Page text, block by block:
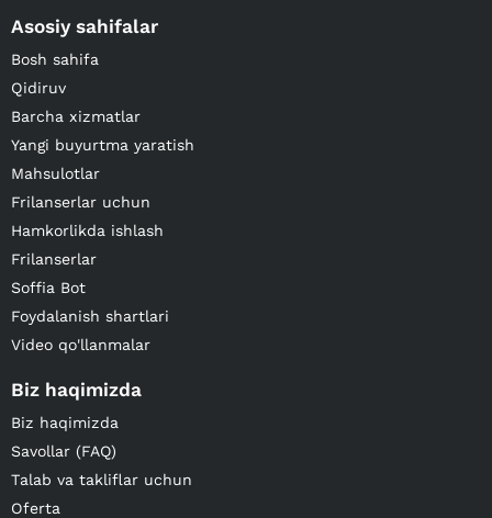
Asosiy sahifalar
Bosh sahifa
Qidiruv
Barcha xizmatlar
Yangi buyurtma yaratish
Mahsulotlar
Frilanserlar uchun
Hamkorlikda ishlash
Frilanserlar
Soffia Bot
Foydalanish shartlari
Video qo'llanmalar
Biz haqimizda
Biz haqimizda
Savollar (FAQ)
Talab va takliflar uchun
Oferta